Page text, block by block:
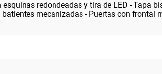
redondeadas y tira de LED - Tapa
mecanizadas - Puertas con frontal